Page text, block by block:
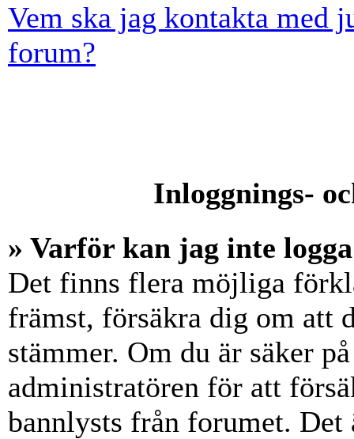
Vem ska jag kontakta med
forum?
Inloggnings-
» Varför kan jag inte
Det finns flera möjliga
främst, försäkra dig om att
stämmer. Om du är säker
administratören för att
bannlysts från forumet.